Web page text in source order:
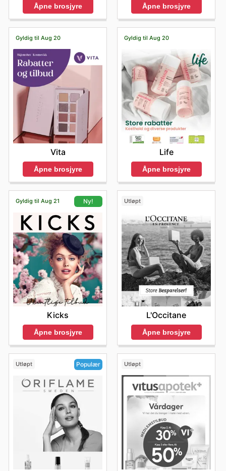
Åpne brosjyre Åpne brosjyre
Gyldig til Aug 20
Vita
Åpne brosjyre
Gyldig til Aug 20
Life
Åpne brosjyre
Gyldig til Aug 21 Ny!
Kicks
Åpne brosjyre
Utløpt
L'Occitane
Åpne brosjyre
Utløpt Populær Utløpt